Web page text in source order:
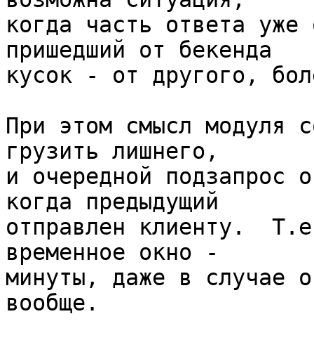
когда часть ответа
пришедший от бекенда
кусок - от другого,
При этом смысл модуля
грузить лишнего,
и очередной подзапрос
когда предыдущий
отправлен клиенту.
временное окно -
минуты, даже в случае
вообще.